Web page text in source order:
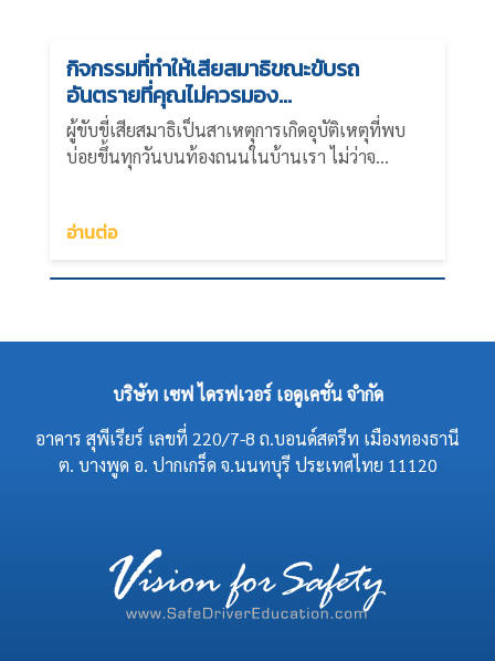
กิจกรรมที่ทำให้เสียสมาธิขณะขับรถ
อันตรายที่คุณไม่ควรมอง...
ผู้ขับขี่เสียสมาธิเป็นสาเหตุการเกิดอุบัติเหตุที่พบ
บ่อยขึ้นทุกวันบนท้องถนนในบ้านเรา ไม่ว่าจ...
อ่านต่อ
บริษัท เซฟ ไดรฟเวอร์ เอดูเคชั่น จำกัด
อาคาร สุพีเรียร์ เลขที่ 220/7-8 ถ.บอนด์สตรีท เมืองทองธานี
ต. บางพูด อ. ปากเกร็ด จ.นนทบุรี ประเทศไทย 11120